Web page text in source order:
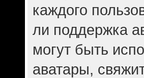
каждого
ли поддержка
могут быть
аватары,